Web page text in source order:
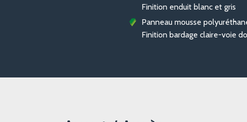
Finition enduit blanc et gris
Panneau mousse
Finition bardage claire-voie